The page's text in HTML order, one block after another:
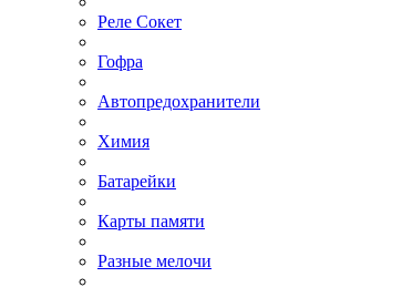
Реле Сокет
Гофра
Автопредохранители
Химия
Батарейки
Карты памяти
Разные мелочи